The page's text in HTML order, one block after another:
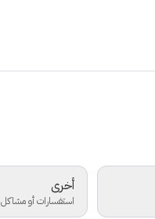
أخرى
استفسارات أو مشاكل